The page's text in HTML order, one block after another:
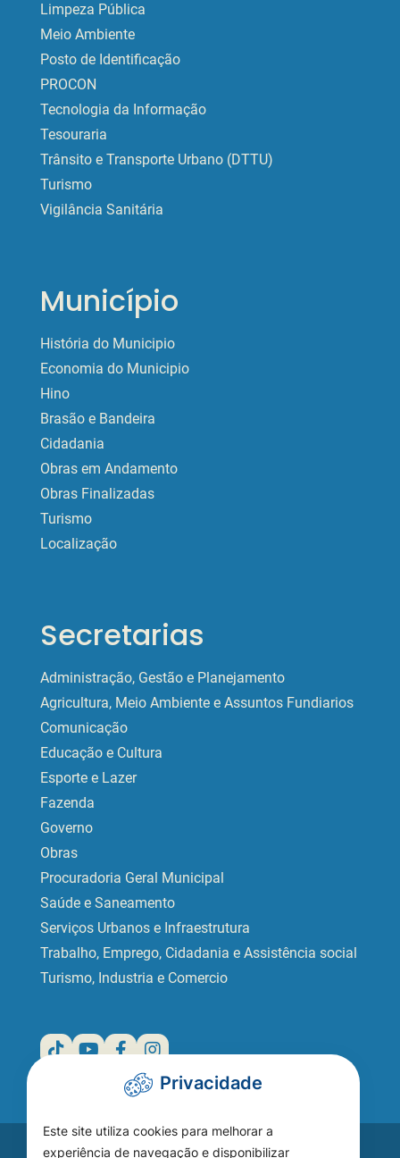
Limpeza Pública
Meio Ambiente
Posto de Identificação
PROCON
Tecnologia da Informação
Tesouraria
Trânsito e Transporte Urbano (DTTU)
Turismo
Vigilância Sanitária
Município
História do Municipio
Economia do Municipio
Hino
Brasão e Bandeira
Cidadania
Obras em Andamento
Obras Finalizadas
Turismo
Localização
Secretarias
Administração, Gestão e Planejamento
Agricultura, Meio Ambiente e Assuntos Fundiarios
Comunicação
Educação e Cultura
Esporte e Lazer
Fazenda
Governo
Obras
Procuradoria Geral Municipal
Saúde e Saneamento
Serviços Urbanos e Infraestrutura
Trabalho, Emprego, Cidadania e Assistência social
Turismo, Industria e Comercio
Privacidade
Este site utiliza cookies para melhorar a
experiência de navegação e disponibilizar